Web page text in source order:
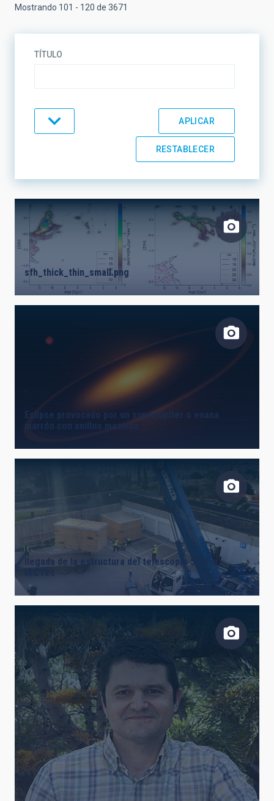
Mostrando 101 - 120 de 3671
TÍTULO
LÍNEAS DE INVESTIGACIÓN
LÍNEAS DE INSTRUMENTACIÓN
ASTROFÍSICAS
ETIQUETAS LIBRES
FECHA DE CREACIÓN ORDENAR POR ORDEN
sfh_thick_thin_small.png
Eclipse provocado por un superjúpiter o enana
marrón con anillos masivos
llegada de la estructura del telescopio SELF a